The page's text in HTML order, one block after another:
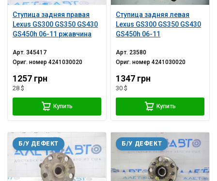
Ступица задняя правая
Lexus GS300 GS350 GS430
GS450h 06-11 ржавчина
Арт.345417
Ориг. номер4241030020
1257 грн
28 $
Купить
Ступица задняя левая
Lexus GS300 GS350 GS430
GS450h 06-11
Арт. 23580
Ориг. номер4241030020
1347 грн
30 $
Купить
Б/У ДЕФЕКТ Б/У ДЕФЕКТ